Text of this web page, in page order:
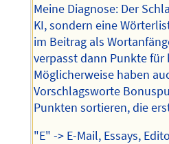
Meine Diagnose: Der
KI, sondern eine
im Beitrag als
verpasst dann Punkte für
Möglicherweise haben
Vorschlagsworte
Punkten sortieren, die
"E" -> E-Mail, Essays,